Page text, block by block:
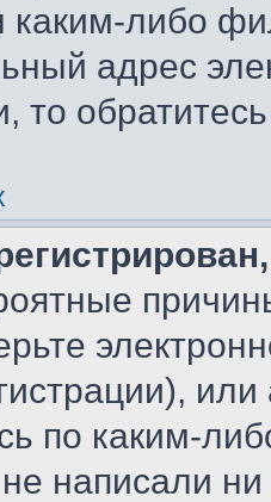
каким-либо
адрес
то
по каким-
написали